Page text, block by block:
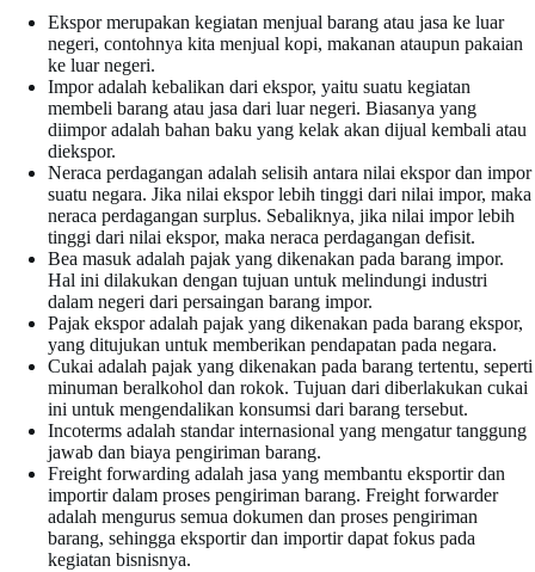
Ekspor merupakan kegiatan menjual barang atau jasa ke luar
negeri, contohnya kita menjual kopi, makanan ataupun pakaian
ke luar negeri.
Impor adalah kebalikan dari ekspor, yaitu suatu kegiatan
membeli barang atau jasa dari luar negeri. Biasanya yang
diimpor adalah bahan baku yang kelak akan dijual kembali atau
diekspor.
Neraca perdagangan adalah selisih antara nilai ekspor dan impor
suatu negara. Jika nilai ekspor lebih tinggi dari nilai impor, maka
neraca perdagangan surplus. Sebaliknya, jika nilai impor lebih
tinggi dari nilai ekspor, maka neraca perdagangan defisit.
Bea masuk adalah pajak yang dikenakan pada barang impor.
Hal ini dilakukan dengan tujuan untuk melindungi industri
dalam negeri dari persaingan barang impor.
Pajak ekspor adalah pajak yang dikenakan pada barang ekspor,
yang ditujukan untuk memberikan pendapatan pada negara.
Cukai adalah pajak yang dikenakan pada barang tertentu, seperti
minuman beralkohol dan rokok. Tujuan dari diberlakukan cukai
ini untuk mengendalikan konsumsi dari barang tersebut.
Incoterms adalah standar internasional yang mengatur tanggung
jawab dan biaya pengiriman barang.
Freight forwarding adalah jasa yang membantu eksportir dan
importir dalam proses pengiriman barang. Freight forwarder
adalah mengurus semua dokumen dan proses pengiriman
barang, sehingga eksportir dan importir dapat fokus pada
kegiatan bisnisnya.